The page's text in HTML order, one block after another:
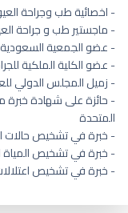
- اخصائية طب وجراحة
- ماجستير طب و جراحة
- عضو الجمعية
- عضو الكلية الملكية
- زميل المجلس الدولي
- حائزة على شهادة خبرة
المتحدة
- خبرة في تشخيص حالات
- خبرة في تشخيص المياة
- خبرة في تشخيص
ماذا يسبب